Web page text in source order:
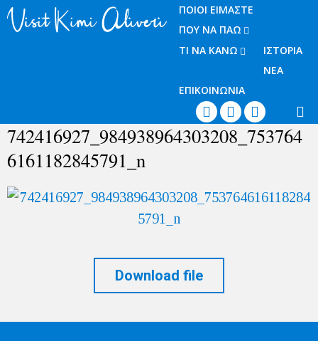
ΠΟΙΟΙ ΕΙΜΑΣΤΕ
ΠΟΥ ΝΑ ΠΑΩ
ΤΙ ΝΑ ΚΑΝΩ
ΙΣΤΟΡΙΑ
ΝΕΑ
ΕΠΙΚΟΙΝΩΝΙΑ
   
742416927_984938964303208_753764
6161182845791_n
Download file